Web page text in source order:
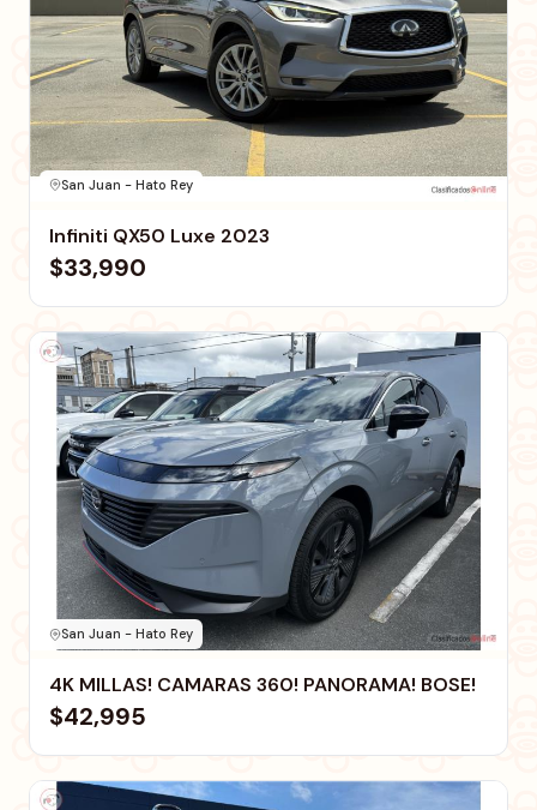
San Juan - Hato Rey
Infiniti QX50 Luxe 2023
$33,990
San Juan - Hato Rey
4K MILLAS! CAMARAS 360! PANORAMA! BOSE!
$42,995